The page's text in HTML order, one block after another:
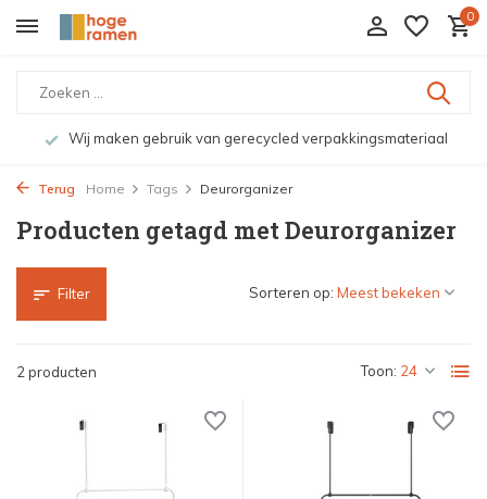
0
Wij maken gebruik van gerecycled verpakkingsmateriaal
Terug Home Tags Deurorganizer
Producten getagd met Deurorganizer
Filter
2 producten Toon:
Sorteren op: